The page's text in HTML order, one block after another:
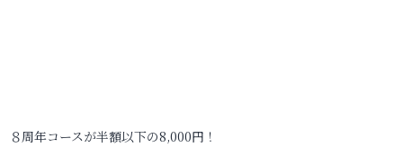
８周年コースが半額以下の8,000円！